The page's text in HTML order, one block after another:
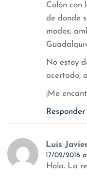
Colón con
de donde
modos,
No estoy
acertado,
¡Me
Responder
Luis
17/02/2016
Hola. La